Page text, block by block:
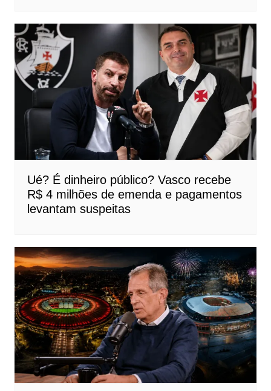
Ué? É dinheiro público? Vasco recebe
R$ 4 milhões de emenda e pagamentos
levantam suspeitas